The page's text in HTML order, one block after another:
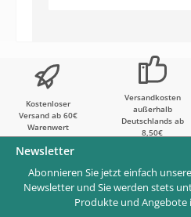
Kostenloser
Versand ab 60€
Warenwert
Versandkosten
außerhalb
Deutschlands ab
8,50€
Newsletter
Abonnieren Sie jetzt einfach
Newsletter und Sie werden stets
Produkte und